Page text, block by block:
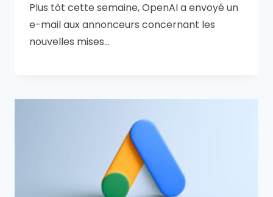
Plus tôt cette semaine, OpenAI a envoyé un
e-mail aux annonceurs concernant les
nouvelles mises…